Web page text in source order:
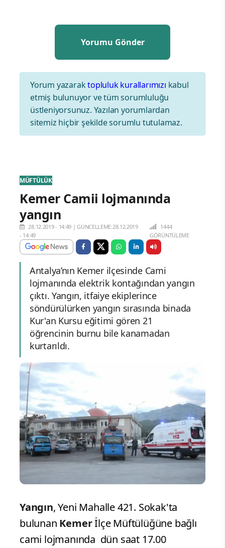
Yorum yazaraktopluluk kurallarımızı kabul
etmiş bulunuyor ve tüm sorumluluğu
üstleniyorsunuz. Yazılan yorumlardan
sitemiz hiçbir şekilde sorumlu tutulamaz.
MÜFTÜLÜK
Kemer Camii lojmanında
yangın
28.12.2019 - 14:49 |GÜNCELLEME:28.12.2019
- 14:49
1444
GÖRÜNTÜLEME
Antalya’nın Kemer ilçesinde Cami
lojmanında elektrik kontağından yangın
çıktı. Yangın, itfaiye ekiplerince
söndürülürken yangın sırasında binada
Kur'an Kursu eğitimi gören 21
öğrencinin burnu bile kanamadan
kurtarıldı.
Yangın, Yeni Mahalle 421. Sokak'ta
bulunan Kemerİlçe Müftülüğüne bağlı
cami lojmanında dün saat 17.00